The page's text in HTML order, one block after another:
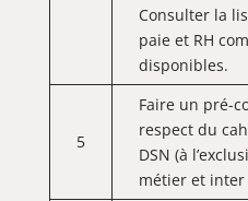
Consulter la
paie et RH
disponibles.
5
Faire un pré-
respect du
DSN (à
métier et inter